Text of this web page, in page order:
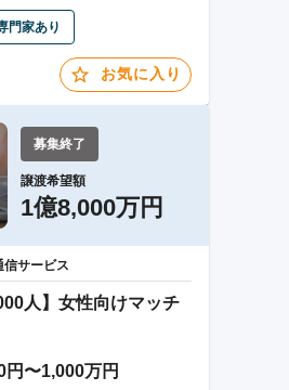
門家あり
お気に入り
募集終了
譲渡希望額
1億8,000万円
信サービス
人】女性向けマッチ
円〜1,000万円